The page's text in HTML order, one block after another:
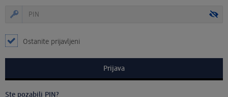
Ostanite prijavljeni
Ste pozabili PIN?